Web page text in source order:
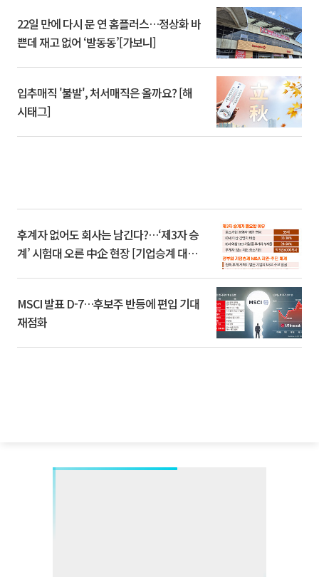
22일 만에 다시 문 연 홈플러스…정상화 바
쁜데 재고 없어 ‘발동동’[가보니]
입추매직 '불발', 처서매직은 올까요? [해
시태그]
후계자 없어도 회사는 남긴다?…‘제3자 승
계’ 시험대 오른 中企 현장 [기업승계 대전
MSCI 발표 D-7…후보주 반등에 편입 기대
재점화